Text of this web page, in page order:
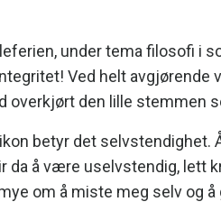
under tema filosofi i
Ved helt avgjørende
den lille stemmen
betyr det selvstendighet.
da å være uselvstendig, lett
om å miste meg selv og å